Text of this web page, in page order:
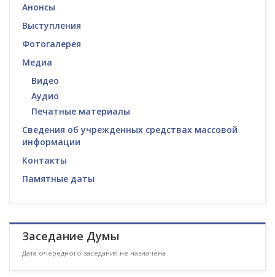
Анонсы
Выступления
Фотогалерея
Медиа
Видео
Аудио
Печатные материалы
Сведения об учрежденных средствах массовой
информации
Контакты
Памятные даты
Заседание Думы
Дата очередного заседания не назначена